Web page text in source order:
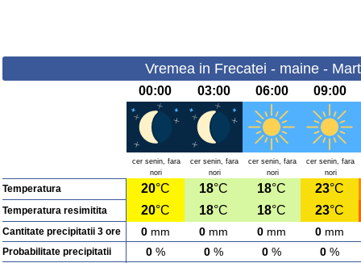
Vremea in Frecatei - maine -
00:00 03:00 06:00 09:00
cer senin, fara
nori
cer senin, fara
nori
cer senin, fara
nori
cer senin, fara
nori
Temperatura 20°C 18°C 18°C 23°C
Temperatura resimitita 20°C 18°C 18°C 23°C
Cantitate precipitatii 3 ore 0 mm 0 mm 0 mm 0 mm
Probabilitate precipitatii 0 % 0 % 0 % 0 %